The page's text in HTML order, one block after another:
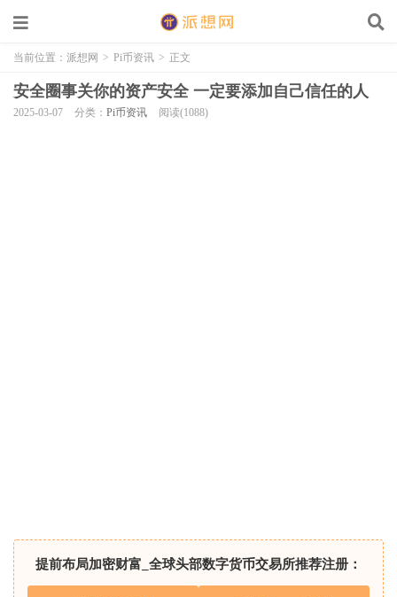
当前位置： 派想网 > Pi币资讯 > 正文
安全圈事关你的资产安全 一定要添加自己信任的人
2025-03-07 分类： Pi币资讯 阅读(1088)
提前布局加密财富_全球头部数字货币交易所推荐注册：